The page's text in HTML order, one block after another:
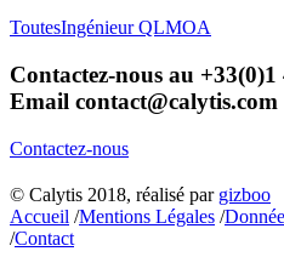
ToutesIngénieur QLMOA
Contactez-nous au +33(0)1
Email contact@calytis.com
Contactez-nous
© Calytis 2018, réalisé par gizboo
Accueil /Mentions Légales /
/Contact